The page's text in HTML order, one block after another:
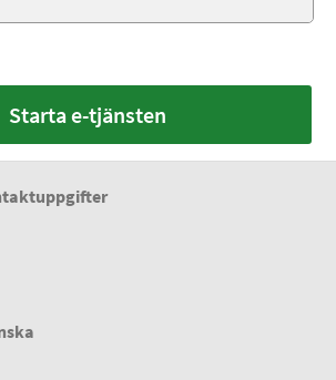
Starta e-tjänsten